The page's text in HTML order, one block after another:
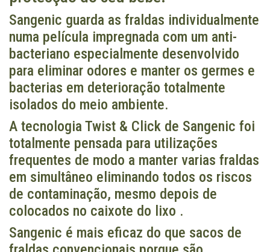
Sangenic guarda as fraldas individualmente
numa película impregnada com um anti-
bacteriano especialmente desenvolvido
para eliminar odores e manter os germes e
bacterias em deterioração totalmente
isolados do meio ambiente.
A tecnologia Twist & Click de Sangenic foi
totalmente pensada para utilizações
frequentes de modo a manter varias fraldas
em simultâneo eliminando todos os riscos
de contaminação, mesmo depois de
colocados no caixote do lixo .
Sangenic é mais eficaz do que sacos de